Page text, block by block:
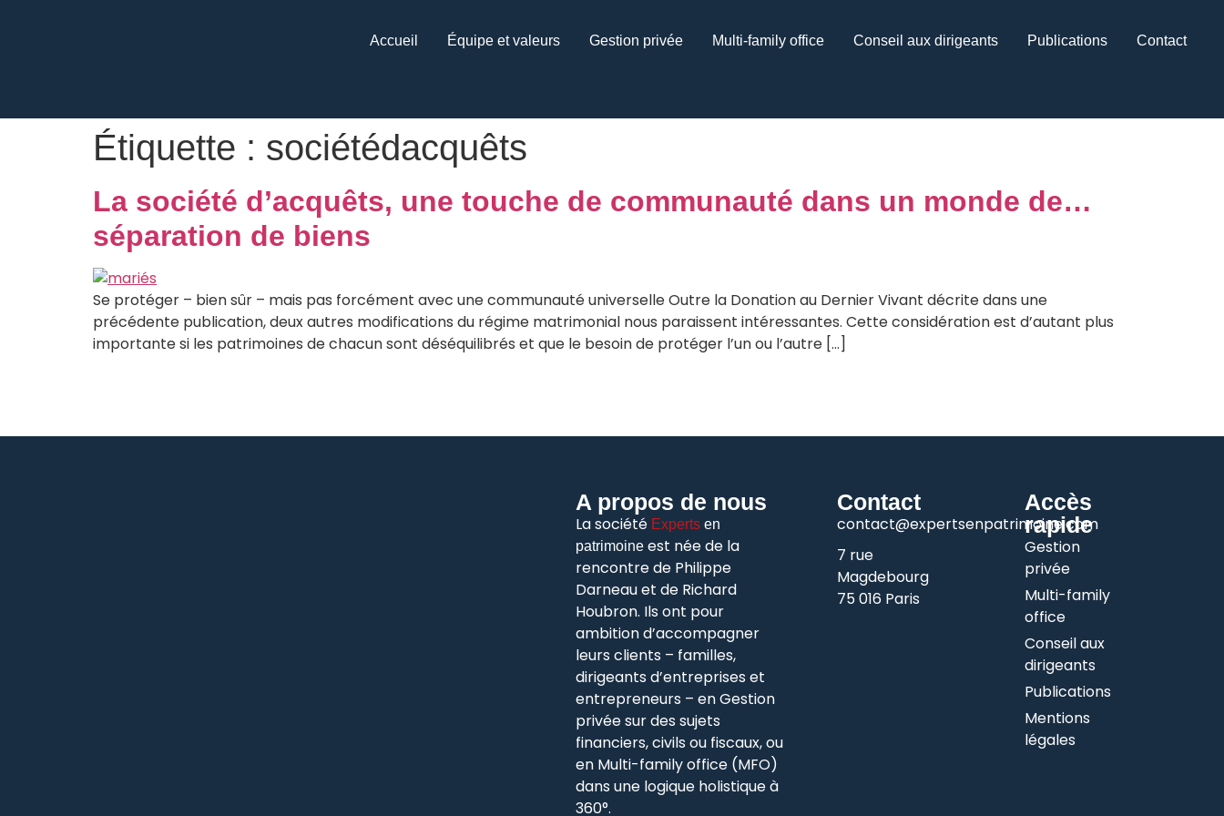
Accueil Équipe et valeurs Gestion privée Multi-family office Conseil aux dirigeants Publications Contact
Étiquette : sociétédacquêts
La société d’acquêts, une touche de communauté dans un monde de…
séparation de biens
Se protéger – bien sûr – mais pas forcément avec une communauté universelle Outre la Donation au Dernier Vivant décrite dans une
précédente publication, deux autres modifications du régime matrimonial nous paraissent intéressantes. Cette considération est d’autant plus
importante si les patrimoines de chacun sont déséquilibrés et que le besoin de protéger l’un ou l’autre […]
A propos de nous
La société Expertsen
patrimoine est née de la
rencontre de Philippe
Darneau et de Richard
Houbron. Ils ont pour
ambition d’accompagner
leurs clients – familles,
dirigeants d’entreprises et
entrepreneurs – en Gestion
privée sur des sujets
financiers, civils ou fiscaux, ou
en Multi-family office (MFO)
dans une logique holistique à
360°.
Contact
contact@expertsenpatrimoine.com
7 rue
Magdebourg
75 016 Paris
Accès
rapide
Gestion
privée
Multi-family
office
Conseil aux
dirigeants
Publications
Mentions
légales